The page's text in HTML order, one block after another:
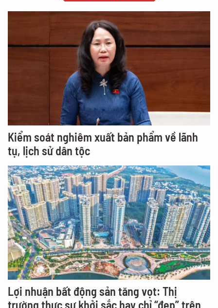
Kiểm soát nghiêm xuất bản phẩm về lãnh
tụ, lịch sử dân tộc
Lợi nhuận bất động sản tăng vọt: Thị
trường thực sự khởi sắc hay chỉ “đẹp” trên